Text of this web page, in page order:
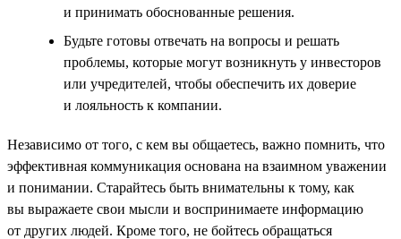
и принимать обоснованные решения.
Будьте готовы отвечать на вопросы и решать
проблемы, которые могут возникнуть у инвесторов
или учредителей, чтобы обеспечить их доверие
и лояльность к компании.
Независимо от того, с кем вы общаетесь, важно помнить, что
эффективная коммуникация основана на взаимном уважении
и понимании. Старайтесь быть внимательны к тому, как
вы выражаете свои мысли и воспринимаете информацию
от других людей. Кроме того, не бойтесь обращаться